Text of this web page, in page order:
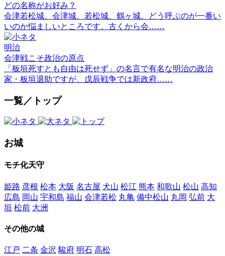
どの名称がお好み？
会津若松城、会津城、若松城、鶴ヶ城。どう呼ぶのが一番い
いのか悩ましいところです。古くから会……
明治
会津戦こそ政治の原点
「板垣死すとも自由は死せず」の名言で有名な明治の政治
家・板垣退助ですが、戊辰戦争では新政府……
一覧／トップ
お城
モチ化天守
姫路 彦根 松本 大阪 名古屋 犬山 松江 熊本 和歌山 松山 高知
広島 岡山 宇和島 福山 会津若松 丸亀 備中松山 丸岡 弘前 大
垣 松前 大洲
その他の城
江戸 二条 金沢 駿府 明石 高松